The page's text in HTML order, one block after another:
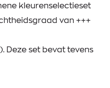
kleurenselectieset
van +++
Deze set bevat tevens